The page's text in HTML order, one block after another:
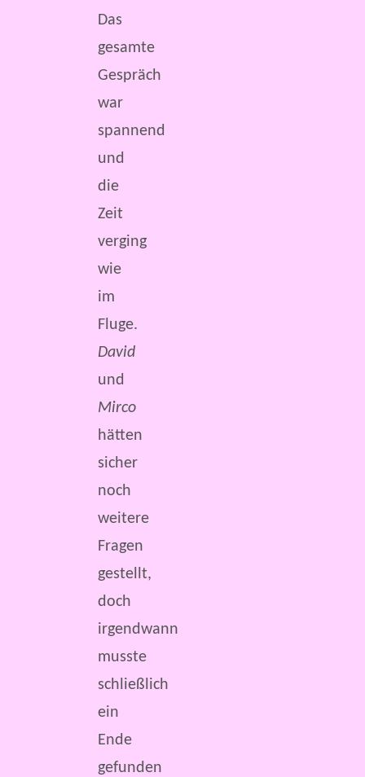
Das
gesamte
Gespräch
war
spannend
und
die
Zeit
verging
wie
im
Fluge.
David
und
Mirco
hätten
sicher
noch
weitere
Fragen
gestellt,
doch
irgendwann
musste
schließlich
ein
Ende
gefunden